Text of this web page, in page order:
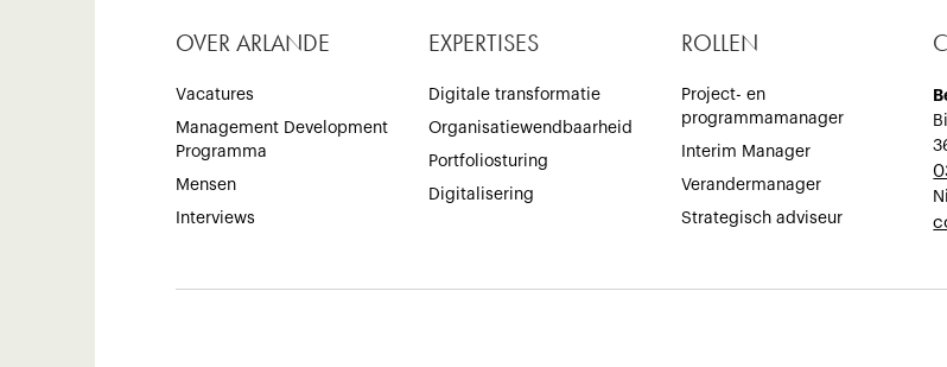
OVER ARLANDE
Vacatures
Management Development
Programma
Mensen
Interviews
EXPERTISES
Digitale transformatie
Organisatiewendbaarheid
Portfoliosturing
Digitalisering
ROLLEN
Project- en
programmamanager
Interim Manager
Verandermanager
Strategisch adviseur